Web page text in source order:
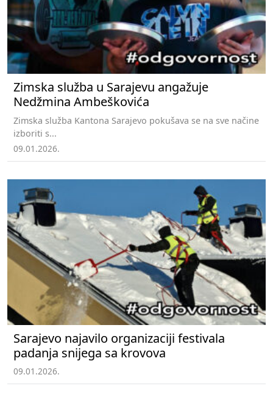
Zimska služba u Sarajevu angažuje
Nedžmina Ambeškovića
Zimska služba Kantona Sarajevo pokušava se na sve načine
izboriti s...
09.01.2026.
Sarajevo najavilo organizaciji festivala
padanja snijega sa krovova
09.01.2026.